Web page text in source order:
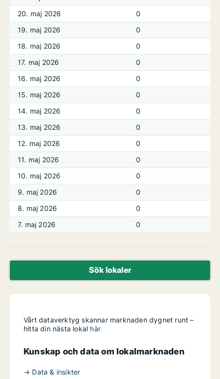
20. maj 2026
0
19. maj 2026
0
18. maj 2026
0
17. maj 2026
0
16. maj 2026
0
15. maj 2026
0
14. maj 2026
0
13. maj 2026
0
12. maj 2026
0
11. maj 2026
0
10. maj 2026
0
9. maj 2026
0
8. maj 2026
0
7. maj 2026
0
Sök lokaler
Vårt dataverktyg skannar marknaden dygnet runt –
hitta din nästa lokal här
Kunskap och data om lokalmarknaden
→ Data & insikter